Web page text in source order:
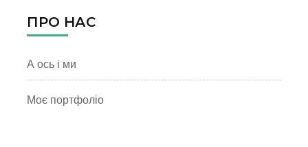
ПРО НАС
А ось і ми
Моє портфоліо